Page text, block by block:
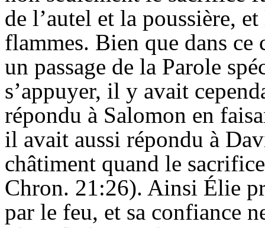
de l’autel et la poussière,
flammes. Bien que dans ce
un passage de la Parole
s’appuyer, il y avait
répondu à Salomon en
il avait aussi répondu à
châtiment quand le
Chron. 21:26). Ainsi Élie
par le feu, et sa confiance